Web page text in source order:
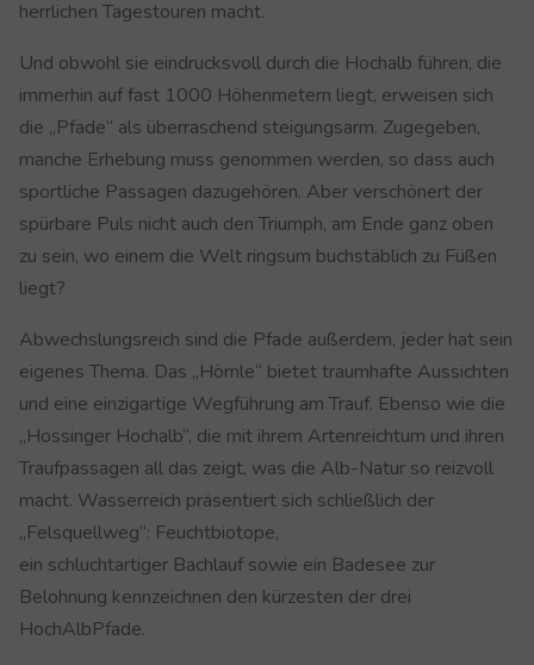
herrlichen Tagestouren macht.
Und obwohl sie eindrucksvoll durch die Hochalb führen, die
immerhin auf fast 1000 Höhenmetern liegt, erweisen sich
die „Pfade“ als überraschend steigungsarm. Zugegeben,
manche Erhebung muss genommen werden, so dass auch
sportliche Passagen dazugehören. Aber verschönert der
spürbare Puls nicht auch den Triumph, am Ende ganz oben
zu sein, wo einem die Welt ringsum buchstäblich zu Füßen
liegt?
Abwechslungsreich sind die Pfade außerdem, jeder hat sein
eigenes Thema. Das „Hörnle“ bietet traumhafte Aussichten
und eine einzigartige Wegführung am Trauf. Ebenso wie die
„Hossinger Hochalb“, die mit ihrem Artenreichtum und ihren
Traufpassagen all das zeigt, was die Alb-Natur so reizvoll
macht. Wasserreich präsentiert sich schließlich der
„Felsquellweg“: Feuchtbiotope,
ein schluchtartiger Bachlauf sowie ein Badesee zur
Belohnung kennzeichnen den kürzesten der drei
HochAlbPfade.